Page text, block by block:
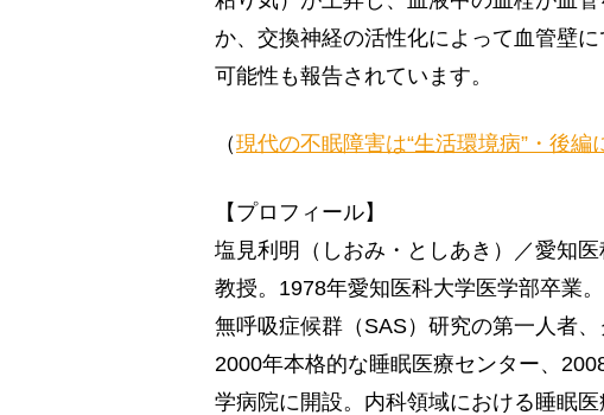
か、交換神経の活性化によって血管壁
可能性も報告されています。
（現代の不眠障害は“生活環境病”・後編
【プロフィール】
塩見利明（しおみ・としあき）／愛知
教授。1978年愛知医科大学医学部卒業
無呼吸症候群（SAS）研究の第一人者
2000年本格的な睡眠医療センター、
学病院に開設。内科領域における睡眠